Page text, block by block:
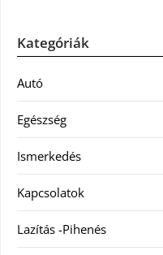
Kategóriák
Autó
Egészség
Ismerkedés
Kapcsolatok
Lazítás -Pihenés